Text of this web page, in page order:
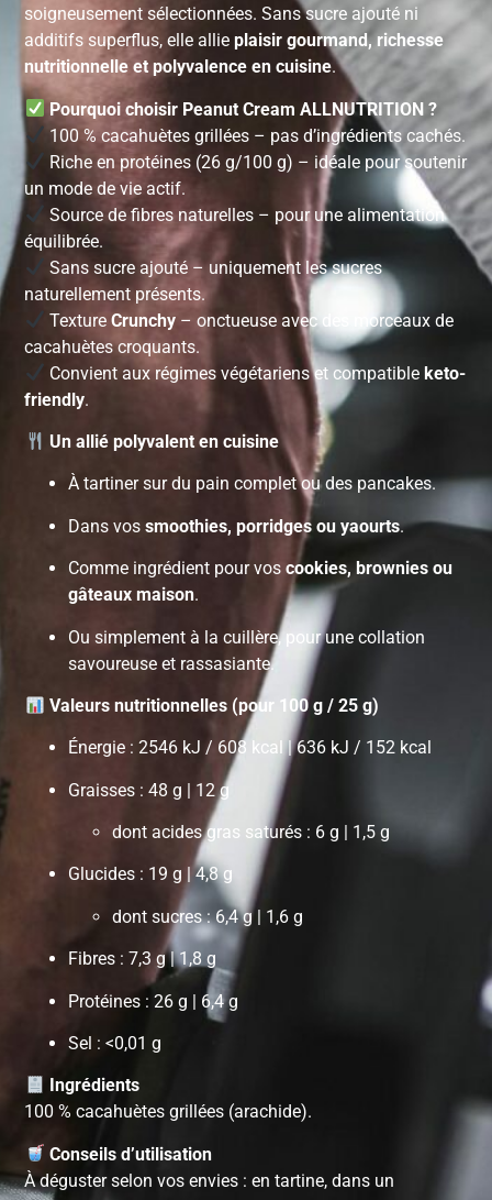
soigneusement sélectionnées. Sans sucre ajouté ni
additifs superflus, elle allieplaisir gourmand, richesse
nutritionnelle et polyvalence en cuisine.
Pourquoi choisir Peanut Cream ALLNUTRITION ?
100 % cacahuètes grillées – pas d’ingrédients cachés.
Riche en protéines (26 g/100 g) – idéale pour soutenir
un mode de vie actif.
Source de fibres naturelles – pour une alimentation
équilibrée.
Sans sucre ajouté – uniquement les sucres
naturellement présents.
Texture Crunchy– onctueuse avec des morceaux de
cacahuètes croquants.
Convient aux régimes végétariens et compatible keto-
friendly.
Un allié polyvalent en cuisine
À tartiner sur du pain complet ou des pancakes.
Dans vossmoothies, porridges ou yaourts.
Comme ingrédient pour voscookies, brownies ou
gâteaux maison.
Ou simplement à la cuillère, pour une collation
savoureuse et rassasiante.
Valeurs nutritionnelles (pour 100 g / 25 g)
Énergie : 2546 kJ / 608 kcal | 636 kJ / 152 kcal
Graisses : 48 g | 12 g
dont acides gras saturés : 6 g | 1,5 g
Glucides : 19 g | 4,8 g
dont sucres : 6,4 g | 1,6 g
Fibres : 7,3 g | 1,8 g
Protéines : 26 g | 6,4 g
Sel : <0,01 g
Ingrédients
100 % cacahuètes grillées (arachide).
Conseils d’utilisation
À déguster selon vos envies : en tartine, dans un